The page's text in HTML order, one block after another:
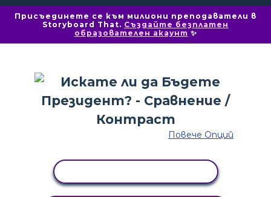
Присъединете се към милиони преподаватели в
Storyboard That. Създайте безплатен
образователен акаунт ✨
Повече Опций